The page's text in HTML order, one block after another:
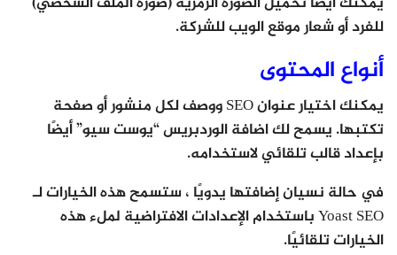
للفرد أو شعار موقع الويب للشركة.
أنواع المحتوى
يمكنك اختيار عنوان SEO ووصف لكل منشور أو صفحة
تكتبها. يسمح لك اضافة الوردبريس “يوست سيو” أيضًا
بإعداد قالب تلقائي لاستخدامه.
في حالة نسيان إضافتها يدويًا ، ستسمح هذه الخيارات لـ
Yoast SEO باستخدام الإعدادات الافتراضية لملء هذه
الخيارات تلقائيًا.